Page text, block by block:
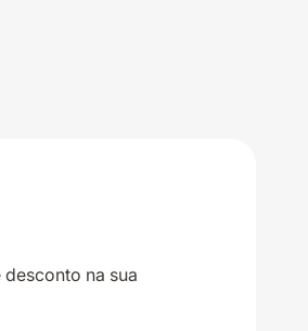
desconto na sua